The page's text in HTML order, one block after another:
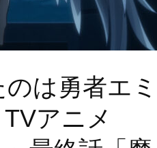
は勇者エミ
アニメ